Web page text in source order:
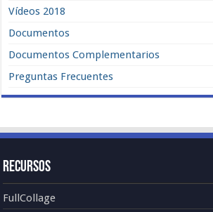
Vídeos 2018
Documentos
Documentos Complementarios
Preguntas Frecuentes
Recursos
FullCollage